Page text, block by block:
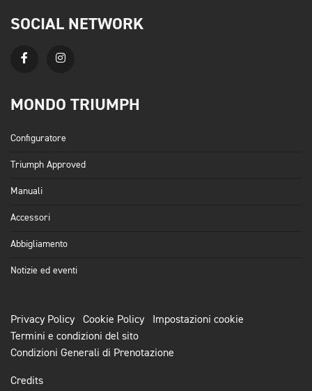
SOCIAL NETWORK
MONDO TRIUMPH
Configuratore
Triumph Approved
Manuali
Accessori
Abbigliamento
Notizie ed eventi
Privacy Policy Cookie Policy
Impostazioni cookie
Termini e condizioni del sito
Condizioni Generali di Prenotazione
Credits